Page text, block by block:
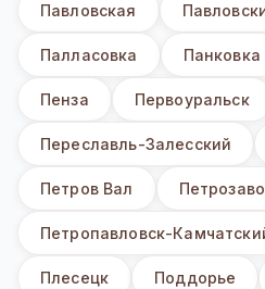
Павловская
Палласовка Панковка
Пенза Первоуральск
Переславль-Залесский
Петров Вал
Петропавловск-
Плесецк Поддорье